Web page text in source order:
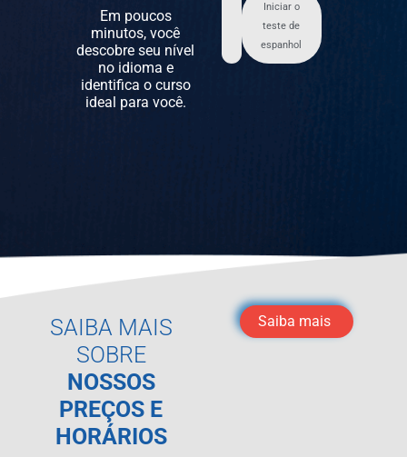
Em poucos
minutos, você
descobre seu nível
no idioma e
identifica o curso
ideal para você.
Iniciar o
teste de
espanhol
SAIBA MAIS
SOBRE
NOSSOS
PREÇOS E
HORÁRIOS
Saiba mais